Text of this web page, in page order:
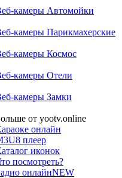
камеры Автомойки
камеры Парикмахерские
камеры Космос
камеры Отели
камеры Замки
от yootv.online
онлайн
плеер
иконок
посмотреть?
онлайнNEW